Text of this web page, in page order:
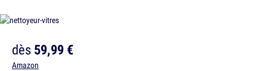
dès59,99 €
Amazon